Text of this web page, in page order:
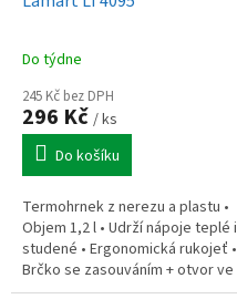
Do týdne
245 Kč bez DPH
296 Kč / ks
Do košíku
Termohrnek z nerezu a plastu •
Objem 1,2 l • Udrží nápoje teplé i
studené • Ergonomická rukojeť •
Brčko se zasouváním + otvor ve
víčku pro pití • Nerezová vložka